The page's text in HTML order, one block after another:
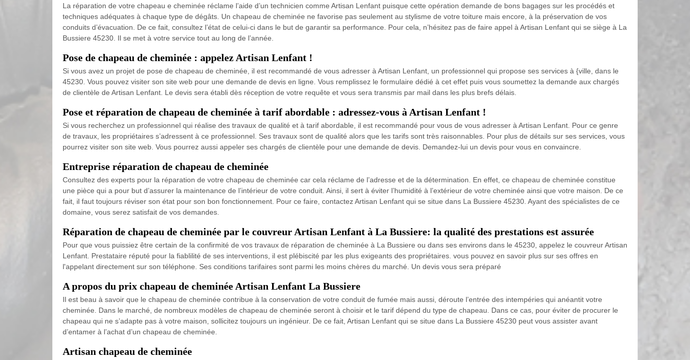
La réparation de votre chapeau e cheminée réclame l’aide d’un technicien comme Artisan Lenfant puisque cette opération demande de bons bagages sur les procédés et
techniques adéquates à chaque type de dégâts. Un chapeau de cheminée ne favorise pas seulement au stylisme de votre toiture mais encore, à la préservation de vos
conduits d’évacuation. De ce fait, consultez l’état de celui-ci dans le but de garantir sa performance. Pour cela, n’hésitez pas de faire appel à Artisan Lenfant qui se siège à La
Bussiere 45230. Il se met à votre service tout au long de l’année.
Pose de chapeau de cheminée : appelez Artisan Lenfant !
Si vous avez un projet de pose de chapeau de cheminée, il est recommandé de vous adresser à Artisan Lenfant, un professionnel qui propose ses services à {ville, dans le
45230. Vous pouvez visiter son site web pour une demande de devis en ligne. Vous remplissez le formulaire dédié à cet effet puis vous soumettez la demande aux chargés
de clientèle de Artisan Lenfant. Le devis sera établi dès réception de votre requête et vous sera transmis par mail dans les plus brefs délais.
Pose et réparation de chapeau de cheminée à tarif abordable : adressez-vous à Artisan Lenfant !
Si vous recherchez un professionnel qui réalise des travaux de qualité et à tarif abordable, il est recommandé pour vous de vous adresser à Artisan Lenfant. Pour ce genre
de travaux, les propriétaires s’adressent à ce professionnel. Ses travaux sont de qualité alors que les tarifs sont très raisonnables. Pour plus de détails sur ses services, vous
pourrez visiter son site web. Vous pourrez aussi appeler ses chargés de clientèle pour une demande de devis. Demandez-lui un devis pour vous en convaincre.
Entreprise réparation de chapeau de cheminée
Consultez des experts pour la réparation de votre chapeau de cheminée car cela réclame de l’adresse et de la détermination. En effet, ce chapeau de cheminée constitue
une pièce qui a pour but d’assurer la maintenance de l’intérieur de votre conduit. Ainsi, il sert à éviter l’humidité à l’extérieur de votre cheminée ainsi que votre maison. De ce
fait, il faut toujours réviser son état pour son bon fonctionnement. Pour ce faire, contactez Artisan Lenfant qui se situe dans La Bussiere 45230. Ayant des spécialistes de ce
domaine, vous serez satisfait de vos demandes.
Réparation de chapeau de cheminée par le couvreur Artisan Lenfant à La Bussiere: la qualité des prestations est assurée
Pour que vous puissiez être certain de la confirmité de vos travaux de réparation de cheminée à La Bussiere ou dans ses environs dans le 45230, appelez le couvreur Artisan
Lenfant. Prestataire réputé pour la fiablilité de ses interventions, il est plébiscité par les plus exigeants des propriétaires. vous pouvez en savoir plus sur ses offres en
l'appelant directement sur son téléphone. Ses conditions tarifaires sont parmi les moins chères du marché. Un devis vous sera préparé
A propos du prix chapeau de cheminée Artisan Lenfant La Bussiere
Il est beau à savoir que le chapeau de cheminée contribue à la conservation de votre conduit de fumée mais aussi, déroute l’entrée des intempéries qui anéantit votre
cheminée. Dans le marché, de nombreux modèles de chapeau de cheminée seront à choisir et le tarif dépend du type de chapeau. Dans ce cas, pour éviter de procurer le
chapeau qui ne s’adapte pas à votre maison, sollicitez toujours un ingénieur. De ce fait, Artisan Lenfant qui se situe dans La Bussiere 45230 peut vous assister avant
d’entamer à l’achat d’un chapeau de cheminée.
Artisan chapeau de cheminée